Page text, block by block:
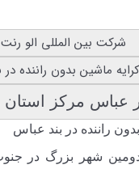
شرکت بین المللی الو رنت
کرایه ماشین بدون راننده
عباس مركز
راننده در بند عباس
شهر بزرگ در